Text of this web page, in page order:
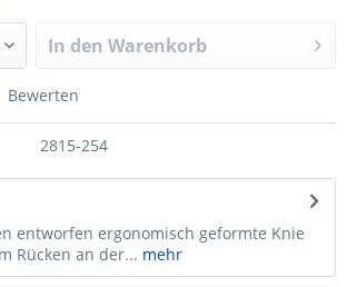
In den Warenkorb
Bewerten
2815-254
entworfen ergonomisch geformte Knie
Rücken an der... mehr